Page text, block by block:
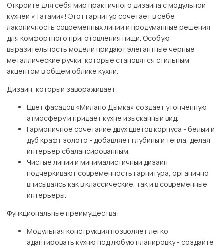
Откройте для себя мир практичного дизайна с модульной
кухней «Татами»! Этот гарнитур сочетает в себе
лаконичность современных линий и продуманные решения
для комфортного приготовления пищи. Особую
выразительность модели придают элегантные чёрные
металлические ручки, которые становятся стильным
акцентом в общем облике кухни.
Дизайн, который завораживает:
Цвет фасадов «Милано Дымка» создаёт утончённую
атмосферу и придаёт кухне изысканный вид.
Гармоничное сочетание двух цветов корпуса - белый и
дуб крафт золото - добавляет глубины и тепла, делая
интерьер сбалансированным.
Чистые линии и минималистичный дизайн
подчёркивают современность гарнитура, органично
вписываясь как в классические, так и в современные
интерьеры.
Функциональные преимущества:
Модульная конструкция позволяет легко
адаптировать кухню под любую планировку - создайте